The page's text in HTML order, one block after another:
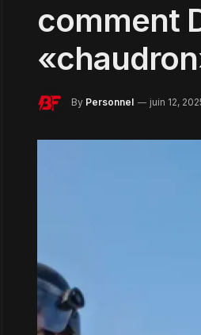
comment
By Personnel juin 12,